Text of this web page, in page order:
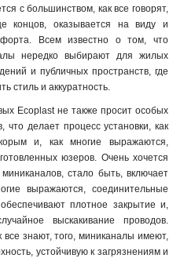
с большинством, как все говорят,
концов, оказывается на виду и
Всем известно о том, что
нередко выбирают для жилых
и публичных пространств, где
стиль и аккуратность.
Ecoplast не также просит особых
что делает процесс установки, как
и, как многие выражаются,
юзеров. Очень хочется
стало быть, включает
выражаются, соединительные
плотное закрытие и,
выскакивание проводов.
все знают, того, миниканалы имеют,
устойчивую к загрязнениям и